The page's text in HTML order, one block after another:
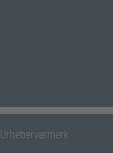
Urhebervermerk